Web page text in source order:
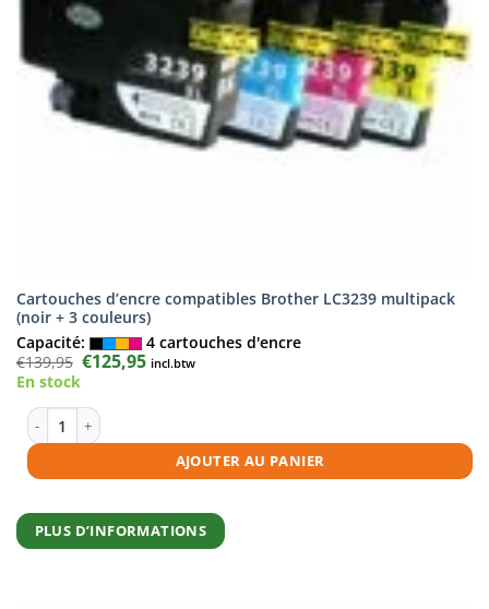
Cartouches d’encre compatibles Brother LC3239 multipack
(noir + 3 couleurs)
Capacité:
4 cartouches d'encre
€139,95 Le
prix
initial
€139,95.
€125,95Le
prix
incl.btw
En stock
quantité de Cartouches d'encre compatibles Brother LC3239
AJOUTER AU PANIER
PLUS D’INFORMATIONS